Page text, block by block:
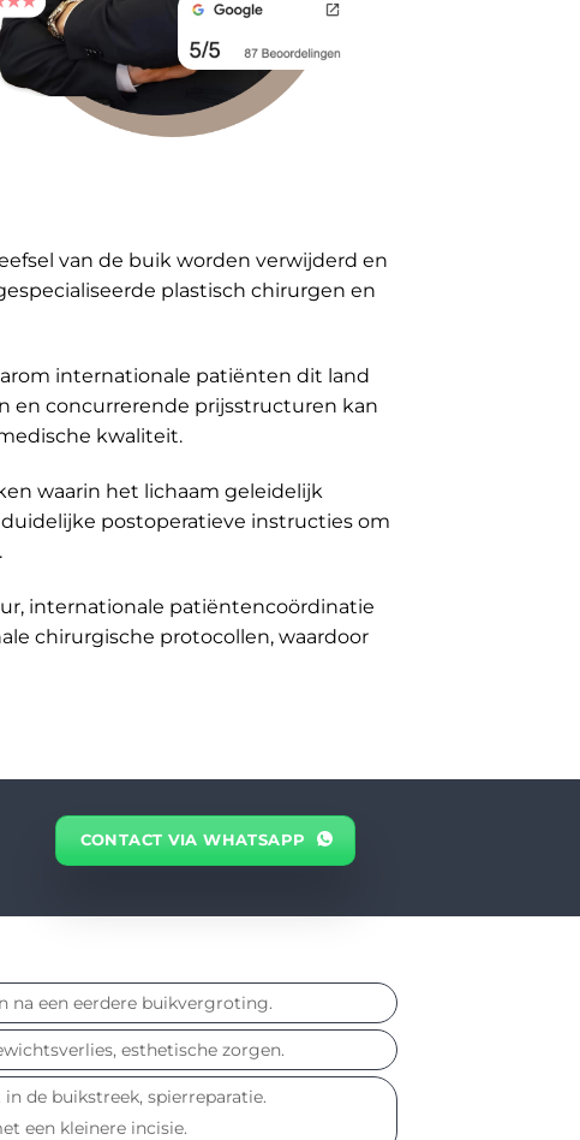
van de buik worden verwijderd en
plastisch chirurgen en
internationale patiënten dit land
en concurrerende prijsstructuren kan
kwaliteit.
waarin het lichaam geleidelijk
postoperatieve instructies om
internationale patiëntencoördinatie
chirurgische protocollen, waardoor
CONTACT VIA WHATSAPP
na een eerdere buikvergroting.
esthetische zorgen.
de buikstreek, spierreparatie.
een kleinere incisie.